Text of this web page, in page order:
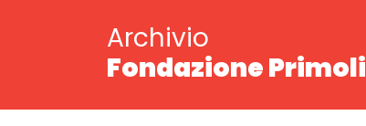
Archivio
Fondazione Primoli